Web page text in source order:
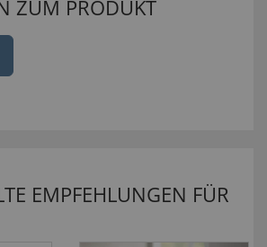
ZUM PRODUKT
EMPFEHLUNGEN FÜR